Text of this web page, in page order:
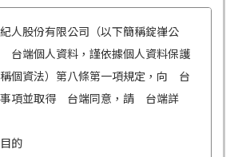
人股份有限公司（以下簡稱錠嵂公
台端個人資料，謹依據個人資料保護
個資法）第八條第一項規定，向 台
事項並取得 台端同意，請 台端詳
的